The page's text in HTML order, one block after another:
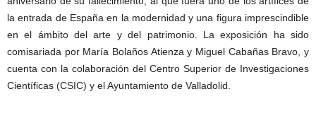
la entrada de España en la modernidad y una figura imprescindible
en el ámbito del arte y del patrimonio. La exposición ha sido
comisariada por María Bolaños Atienza y Miguel Cabañas Bravo, y
cuenta con la colaboración del Centro Superior de Investigaciones
Científicas (CSIC) y el Ayuntamiento de Valladolid.